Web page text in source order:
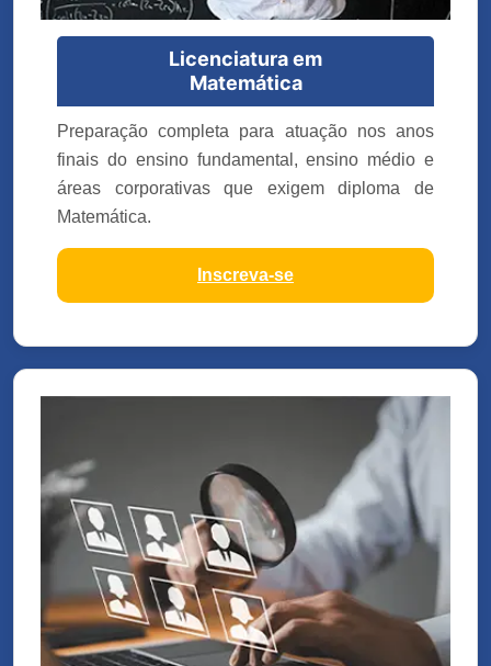
Licenciatura em
Matemática
Preparação completa para atuação nos anos
finais do ensino fundamental, ensino médio e
áreas corporativas que exigem diploma de
Matemática.
Inscreva-se